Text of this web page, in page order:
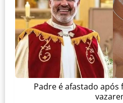
Padre é afastado após